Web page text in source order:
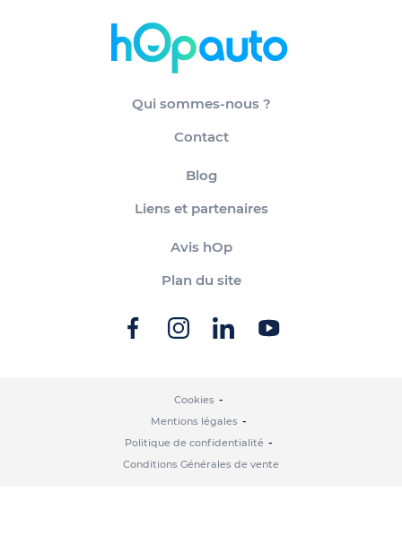
Qui sommes-nous ?
Contact
Blog
Liens et partenaires
Avis hOp
Plan du site
Cookies
Mentions légales
Politique de confidentialité
Conditions Générales de vente